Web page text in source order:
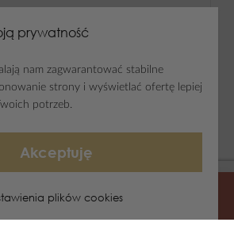
prywatność
nam zagwarantować stabilne
strony i wyświetlać ofertę lepiej
potrzeb.
Akceptuję
plików cookies